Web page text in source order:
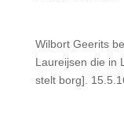
Wilbort Geerits
Laureijsen die in
stelt borg].